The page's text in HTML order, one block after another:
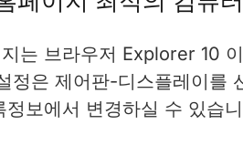
는 브라우저 Explorer 10
정은 제어판-디스플레이를
정보에서 변경하실 수 있습